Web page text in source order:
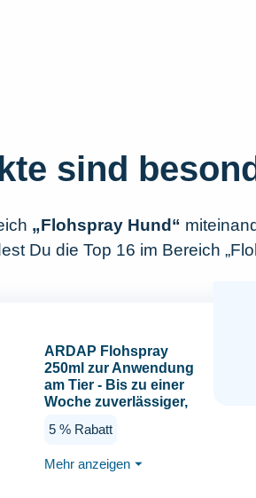
sind
„Flohspray Hund“
Du die Top 16 im Bereich
ARDAP Flohspray
250ml zur Anwendung
am Tier - Bis zu einer
Woche zuverlässiger,
langanhaltender
Zecken, Läusen &
5 % Rabatt
Mehr anzeigen ⏷